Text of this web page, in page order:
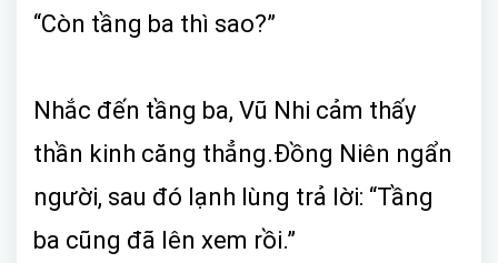
“Còn tầng ba thì sao?”
Nhắc đến tầng ba, Vũ Nhi cảm thấy
thần kinh căng thẳng.Đồng Niên ngẩn
người, sau đó lạnh lùng trả lời: “Tầng
ba cũng đã lên xem rồi.”